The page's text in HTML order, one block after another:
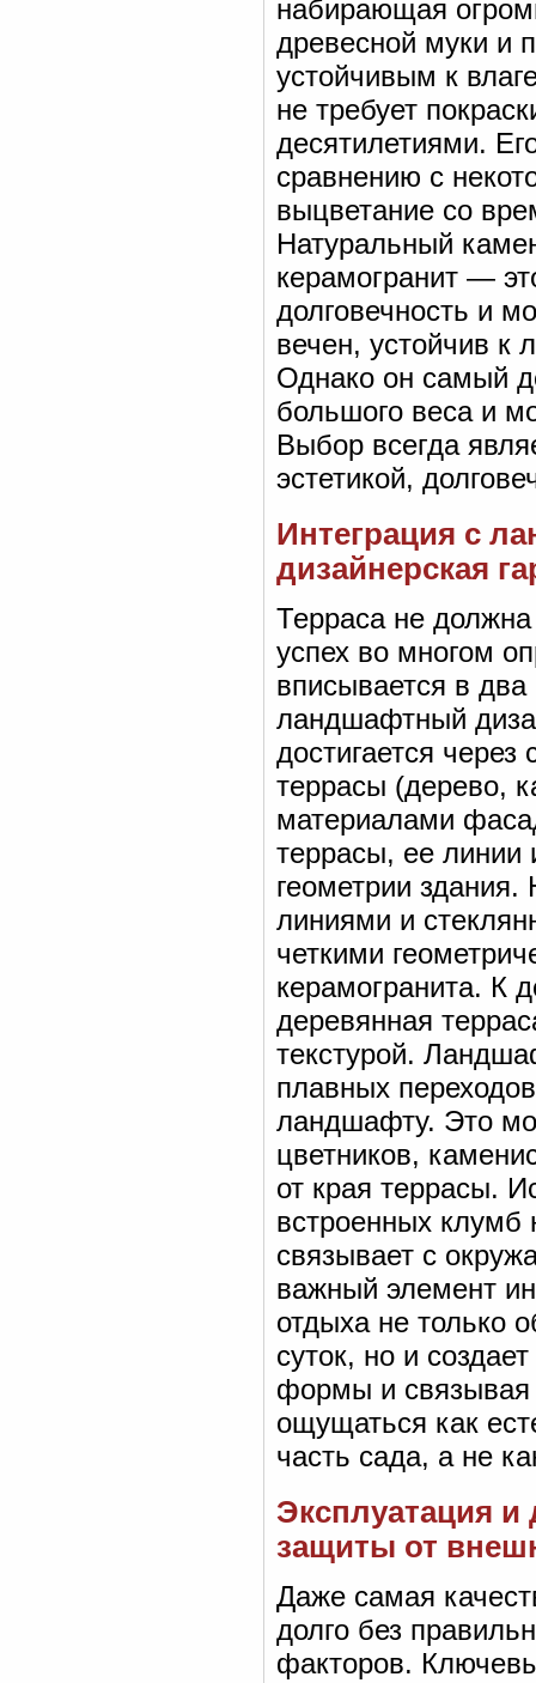
набирающая
древесной муки и
устойчивым к
не требует
десятилетиями.
сравнению с
выцветание со
Натуральный
керамогранит —
долговечность и
вечен, устойчив к
Однако он самый
большого веса и
Выбор всегда
эстетикой,
Интеграция с
дизайнерская
Терраса не
успех во многом
вписывается в два
ландшафтный
достигается
террасы (дерево,
материалами
террасы, ее линии
геометрии
линиями и
четкими
керамогранита. К
деревянная
текстурой.
плавных
ландшафту. Это
цветников,
от края террасы.
встроенных клумб
связывает с
важный элемент
отдыха не только
суток, но и
формы и связывая
ощущаться как
часть сада, а не
Эксплуатация и
защиты от
Даже самая
долго без
факторов.